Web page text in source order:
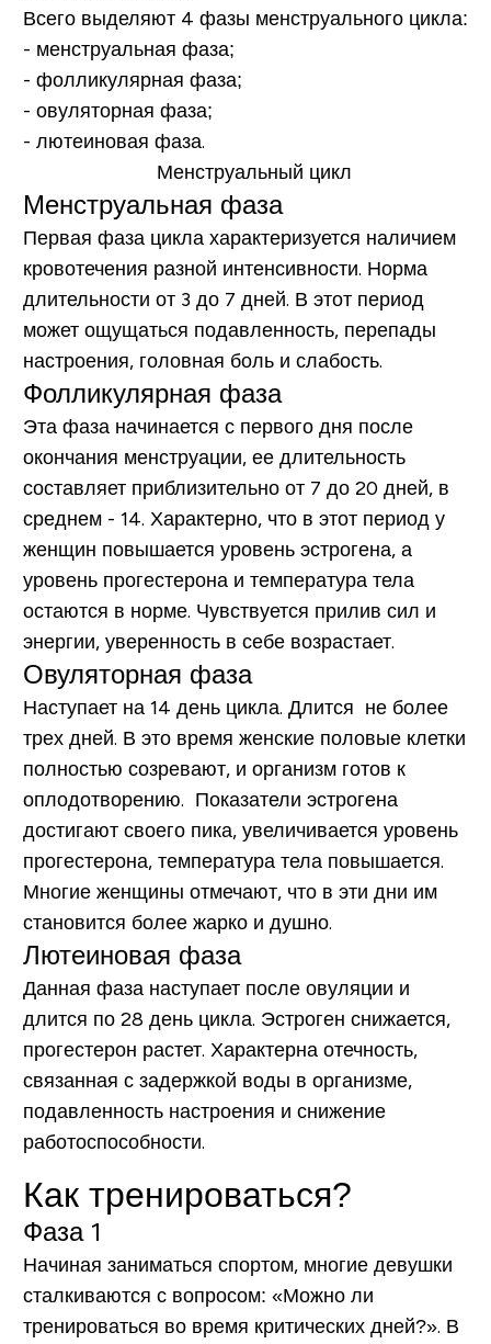
Всего выделяют 4 фазы менструального цикла:
- менструальная фаза;
- фолликулярная фаза;
- овуляторная фаза;
- лютеиновая фаза.
Менструальная фаза
Первая фаза цикла характеризуется наличием
кровотечения разной интенсивности. Норма
длительности от 3 до 7 дней. В этот период
может ощущаться подавленность, перепады
настроения, головная боль и слабость.
Фолликулярная фаза
Эта фаза начинается с первого дня после
окончания менструации, ее длительность
составляет приблизительно от 7 до 20 дней, в
среднем - 14. Характерно, что в этот период у
женщин повышается уровень эстрогена, а
уровень прогестерона и температура тела
остаются в норме. Чувствуется прилив сил и
энергии, уверенность в себе возрастает.
Овуляторная фаза
Наступает на 14 день цикла. Длится не более
трех дней. В это время женские половые клетки
полностью созревают, и организм готов к
оплодотворению. Показатели эстрогена
достигают своего пика, увеличивается уровень
прогестерона, температура тела повышается.
Многие женщины отмечают, что в эти дни им
становится более жарко и душно.
Лютеиновая фаза
Данная фаза наступает после овуляции и
длится по 28 день цикла. Эстроген снижается,
прогестерон растет. Характерна отечность,
связанная с задержкой воды в организме,
подавленность настроения и снижение
работоспособности.
Как тренироваться?
Фаза 1
Начиная заниматься спортом, многие девушки
сталкиваются с вопросом: «Можно ли
тренироваться во время критических дней?». В